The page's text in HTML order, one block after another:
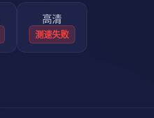
高清
测速失败